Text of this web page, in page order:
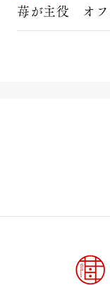
苺が主役 オフ